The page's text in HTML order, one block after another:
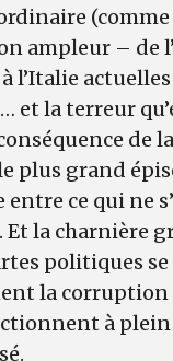
ampleur – de
l’Italie
et la terreur
de
plus grand
ce qui ne
la charnière
politiques
la corruption
à